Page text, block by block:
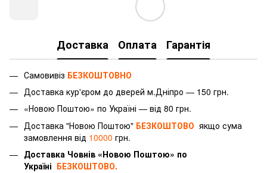
Доставка Оплата Гарантія
Самовивіз БЕЗКОШТОВНО
Доставка кур'єром до дверей м.Дніпро — 150 грн.
«Новою Поштою» по Україні — від 80 грн.
Доставка "Новою Поштою" БЕЗКОШТОВО якщо сума
замовлення від 10000 грн.
Доставка Човнів «Новою Поштою» по
Україні БЕЗКОШТОВО.